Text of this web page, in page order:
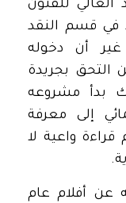
العالي للفنون
في قسم النقد
وتخرج عام 1965. غير أن دخوله
التحق بجريدة
عام 1964، وهناك بدأ مشروعه
إلى معرفة
قراءة واعية لا
عن أفلام عام